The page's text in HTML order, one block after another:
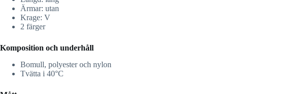
Ärmar: utan
Krage: V
2 färger
Komposition och underhåll
Bomull, polyester och nylon
Tvätta i 40°C